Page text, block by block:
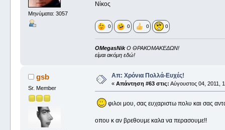
Μηνύματα: 3057
Νίκος
0 0 0 0
OMegasNikΟ ΘΡΑΚΟΜΑΚΕΔΩΝ!
είμαι ακόμη εδώ!
gsb
Sr. Member
Απ: Χρόνια Πολλά-Ευχές!
« Απάντηση #63 στις: Αύγουστος 04, 2011,
φιλοι μου, σας ευχαριστω πολυ και σας
οπου κ αν βρεθουμε καλα να περασουμε!!